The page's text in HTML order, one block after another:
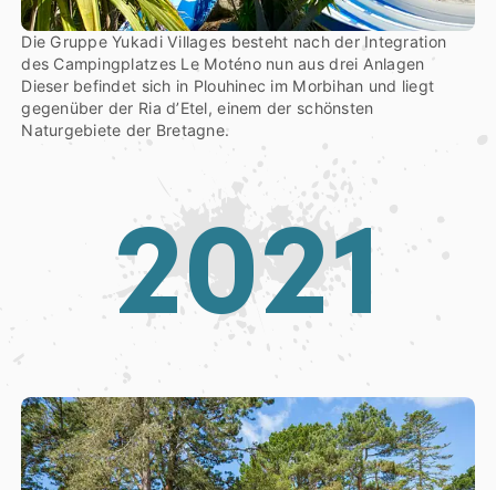
Die Gruppe Yukadi Villages besteht nach der Integration
des Campingplatzes Le Moténo nun aus drei Anlagen
Dieser befindet sich in Plouhinec im Morbihan und liegt
gegenüber der Ria d’Etel, einem der schönsten
Naturgebiete der Bretagne.
2021